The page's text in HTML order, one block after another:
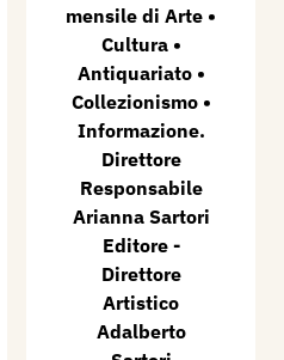
mensile di Arte •
Cultura •
Antiquariato •
Collezionismo •
Informazione.
Direttore
Responsabile
Arianna Sartori
Editore -
Direttore
Artistico
Adalberto